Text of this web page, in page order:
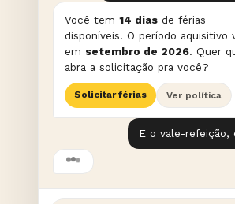
Você tem 14 dias de férias
disponíveis. O período aquisitivo
em setembro de 2026. Quer
abra a solicitação pra você?
Solicitar férias Ver política
E o vale-refeição,